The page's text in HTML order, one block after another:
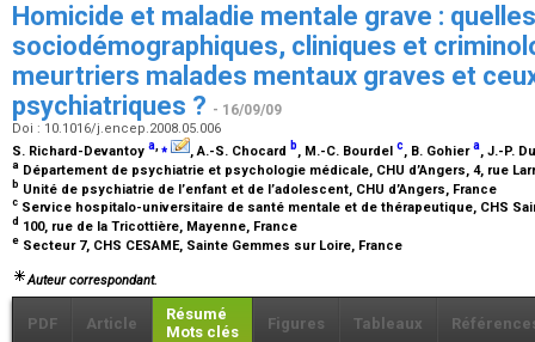
Homicide et maladie mentale grave :
sociodémographiques, cliniques et
meurtriers malades mentaux graves et
psychiatriques ? - 16/09/09
Doi : 10.1016/j.encep.2008.05.006
S. Richard-Devantoy a,⁎ , A.-S. Chocard b, M.-C. Bourdel c, B. Gohiera, J.-P.
a Département de psychiatrie et psychologie médicale, CHU d’Angers, 4, rue
b Unité de psychiatrie de l’enfant et de l’adolescent, CHU d’Angers, France
c Service hospitalo-universitaire de santé mentale et de thérapeutique, CHS
d 100, rue de la Tricottière, Mayenne, France
e Secteur 7, CHS CESAME, Sainte Gemmes sur Loire, France
Auteur correspondant.
PDF Article
Résumé
Mots clés
Figures Tableaux